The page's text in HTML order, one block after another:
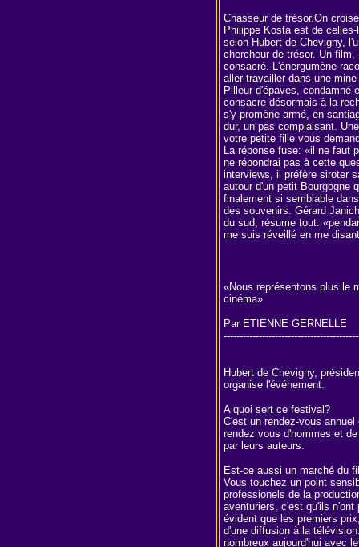
Chasseur de trésor.On
Philippe Kosta est de
selon Hubert de Chevigny,
chercheur de trésor. Un
consacré. L'énergumène
aller travailler dans une
Pilleur d'épaves, condamné
consacre désormais à la
s'y promène armé, en
dur, un pas complaisant.
votre petite fille vous
La réponse fuse: «il ne faut
ne répondrai pas à cette
interviews, il préfère siroter
autour d'un petit Bourgogne
finalement si semblable
des souvenirs. Gérard
du sud, résume tout:
me suis réveillé en me
«Nous représentons plus le
cinéma»
Par ETIENNE GERNELLE
Hubert de Chevigny,
organise l'événement.
A quoi sert ce festival?
C'est un rendez-vous
rendez vous d'hommes et
par leurs auteurs.
Est-ce aussi un marché du
Vous touchez un point
professionels de la
aventuriers, c'est qu'ils
évident que les premiers
d'une diffusion à la
nombreux aujourd'hui avec